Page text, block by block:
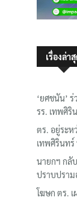
เรื่องล่า
‘ยศชนัน’
รร. เทพศิริ
ตร. อยู่ระห
เทพศิรินทร์
นายกฯ กลั
ปราบปราม
โฆษก ตร.